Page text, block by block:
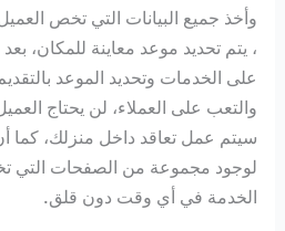
وأخذ جميع البيانات التي تخص
، يتم تحديد موعد معاينة للمكان،
على الخدمات وتحديد الموعد
والتعب على العملاء، لن يحتاج
سيتم عمل تعاقد داخل منزلك، كما
لوجود مجموعة من الصفحات التي
الخدمة في أي وقت دون قلق.